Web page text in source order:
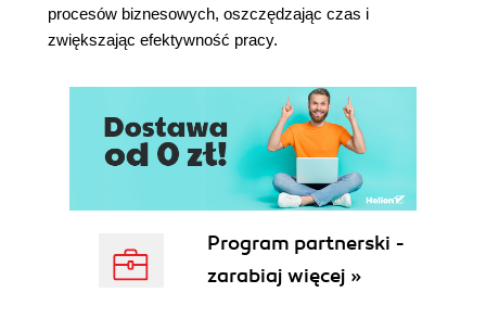
Dodatkowe informacje
Zobacz także
informacji ze stron WWW
Pobieranie stron WWW
Przygotowania
Jak to zrobić?
Jak to działa?
Zobacz także
Parsowanie kodu HTML
procesów biznesowych, oszczędzając czas i
zwiększając efektywność pracy.
Program partnerski -
zarabiaj więcej »